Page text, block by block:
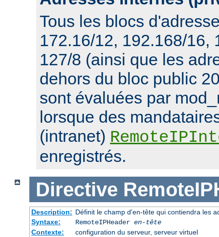
Tous les blocs
172.16/12, 192.168/16,
127/8 (ainsi que les
dehors du bloc public
sont évaluées par
lorsque des
(intranet)
enregistrés.
Directive
Description: Définit le champ d'en-tête qui contiendra les
Syntaxe:
RemoteIPHeader en-tête
Contexte:
configuration du serveur, serveur virtuel